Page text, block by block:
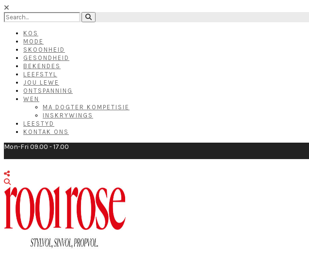
KOS
MODE
SKOONHEID
GESONDHEID
BEKENDES
LEEFSTYL
JOU LEWE
ONTSPANNING
WEN
MA DOGTER KOMPETISIE
INSKRYWINGS
LEESTYD
KONTAK ONS
Mon-Fri 09.00 - 17.00